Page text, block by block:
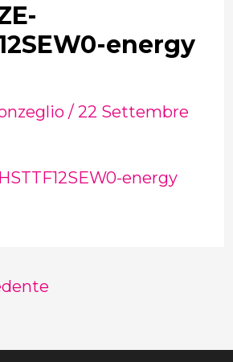
energy
/ 22 Settembre
energy